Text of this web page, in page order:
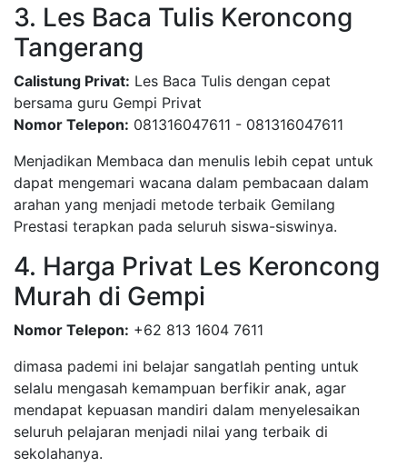
3. Les Baca Tulis Keroncong
Tangerang
Calistung Privat: Les Baca Tulis dengan cepat
bersama guru Gempi Privat
Nomor Telepon: 081316047611 - 081316047611
Menjadikan Membaca dan menulis lebih cepat untuk
dapat mengemari wacana dalam pembacaan dalam
arahan yang menjadi metode terbaik Gemilang
Prestasi terapkan pada seluruh siswa-siswinya.
4. Harga Privat Les Keroncong
Murah di Gempi
Nomor Telepon: +62 813 1604 7611
dimasa pademi ini belajar sangatlah penting untuk
selalu mengasah kemampuan berfikir anak, agar
mendapat kepuasan mandiri dalam menyelesaikan
seluruh pelajaran menjadi nilai yang terbaik di
sekolahanya.